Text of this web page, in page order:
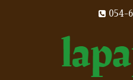
054-